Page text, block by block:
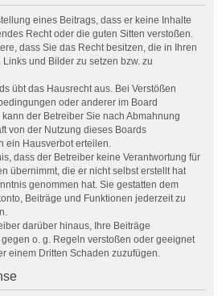
eines Beitrags, dass er keine Inhalte
Recht oder die guten Sitten verstoßen.
dass Sie das Recht besitzen, die in Ihren
und Bilder zu setzen bzw. zu
übt das Hausrecht aus. Bei Verstößen
oder anderer im Board
der Betreiber Sie nach Abmahnung
von der Nutzung dieses Boards
ein Hausverbot erteilen.
dass der Betreiber keine Verantwortung für
übernimmt, die er nicht selbst erstellt hat
genommen hat. Sie gestatten dem
Beiträge und Funktionen jederzeit zu
darüber hinaus, Ihre Beiträge
o. g. Regeln verstoßen oder geeignet
einem Dritten Schaden zuzufügen.